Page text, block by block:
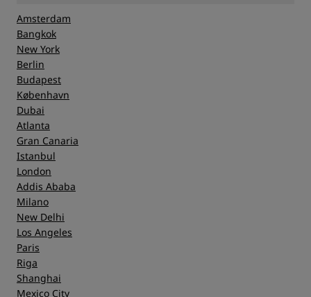
Amsterdam
Bangkok
New York
Berlin
Budapest
København
Dubai
Atlanta
Gran Canaria
Istanbul
London
Addis Ababa
Milano
New Delhi
Los Angeles
Paris
Riga
Shanghai
Mexico City